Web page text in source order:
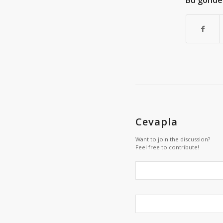
Cevapla
Want to join the discussion?
Feel free to contribute!